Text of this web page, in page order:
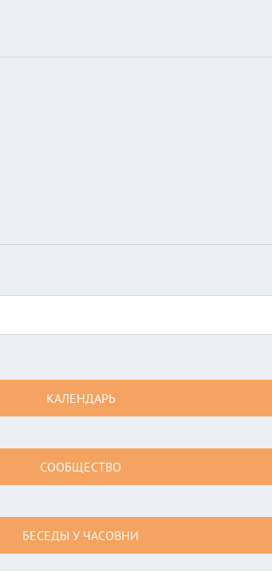
КАЛЕНДАРЬ
СООБЩЕСТВО
БЕСЕДЫ У ЧАСОВНИ